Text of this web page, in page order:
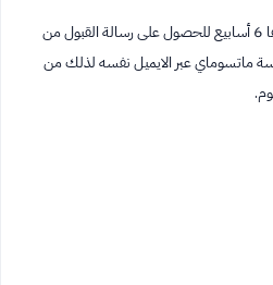
هنا يجب عليك الانتظار لفترة اقصاها 6 أسابيع للحصول على رسالة القبول من
عبر الايميل نفسه لذلك من